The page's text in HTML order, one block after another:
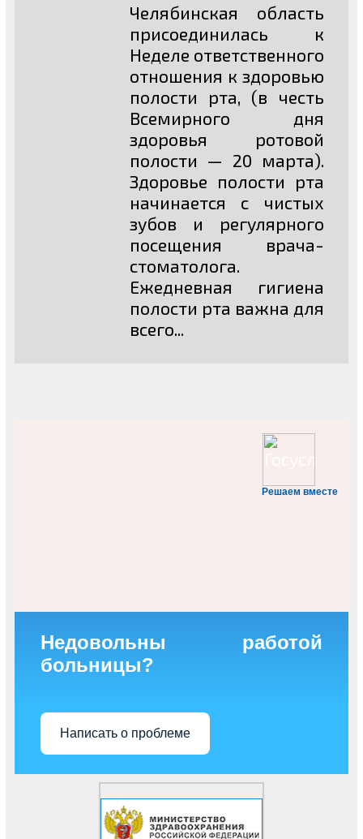
Челябинская область
присоединилась к
Неделе ответственного
отношения к здоровью
полости рта, (в честь
Всемирного дня
здоровья ротовой
полости — 20 марта).
Здоровье полости рта
начинается с чистых
зубов и регулярного
посещения врача-
стоматолога.
Ежедневная гигиена
полости рта важна для
всего...
Решаем вместе
Недовольны работой
больницы?
Написать о проблеме